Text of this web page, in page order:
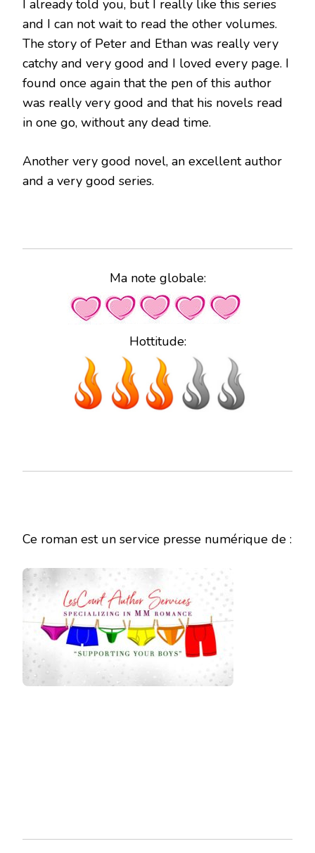
I already told you, but I really like this series
and I can not wait to read the other volumes.
The story of Peter and Ethan was really very
catchy and very good and I loved every page. I
found once again that the pen of this author
was really very good and that his novels read
in one go, without any dead time.
Another very good novel, an excellent author
and a very good series.
Ma note globale:
Hottitude:
Ce roman est un service presse numérique de :